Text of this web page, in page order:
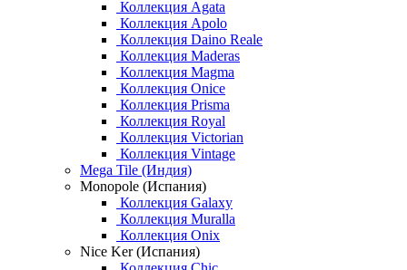
Коллекция Agata
Коллекция Apolo
Коллекция Daino Reale
Коллекция Maderas
Коллекция Magma
Коллекция Onice
Коллекция Prisma
Коллекция Royal
Коллекция Victorian
Коллекция Vintage
Mega Tile (Индия)
Monopole (Испания)
Коллекция Galaxy
Коллекция Muralla
Коллекция Onix
Nice Ker (Испания)